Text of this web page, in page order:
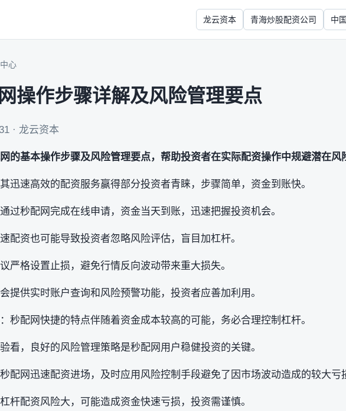
龙云资本 青海炒股配资公司 中
心
操作步骤详解及风险管理要点
· 龙云资本
的基本操作步骤及风险管理要点，帮助投资者在实际配资操作中规避潜在风
迅速高效的配资服务赢得部分投资者青睐，步骤简单，资金到账快。
过秒配网完成在线申请，资金当天到账，迅速把握投资机会。
配资也可能导致投资者忽略风险评估，盲目加杠杆。
严格设置止损，避免行情反向波动带来重大损失。
提供实时账户查询和风险预警功能，投资者应善加利用。
秒配网快捷的特点伴随着资金成本较高的可能，务必合理控制杠杆。
看，良好的风险管理策略是秒配网用户稳健投资的关键。
配网迅速配资进场，及时应用风险控制手段避免了因市场波动造成的较大亏
杆配资风险大，可能造成资金快速亏损，投资需谨慎。